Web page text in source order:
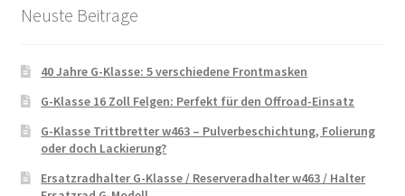
Neuste Beitrage
40 Jahre G-Klasse: 5 verschiedene Frontmasken
G-Klasse 16 Zoll Felgen: Perfekt für den Offroad-Einsatz
G-Klasse Trittbretter w463 – Pulverbeschichtung, Folierung
oder doch Lackierung?
Ersatzradhalter G-Klasse / Reserveradhalter w463 / Halter